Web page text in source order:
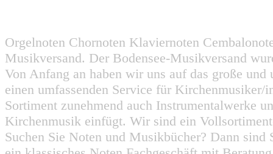
Orgelnoten Chornoten Klaviernoten
Musikversand. Der Bodensee-Musikversand
Von Anfang an haben wir uns auf das große
einen umfassenden Service für
Sortiment zunehmend auch Instrumentalwerke
Kirchenmusik einfügt. Wir sind ein
Suchen Sie Noten und Musikbücher? Dann